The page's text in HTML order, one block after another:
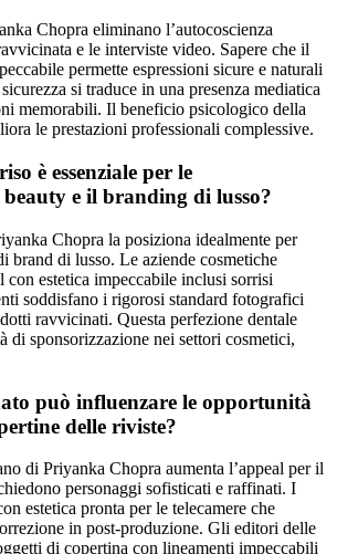
Chopra eliminano l’autocoscienza
e le interviste video. Sapere che il
permette espressioni sicure e naturali
si traduce in una presenza mediatica
memorabili. Il beneficio psicologico della
le prestazioni professionali complessive.
è essenziale per le
e il branding di lusso?
Chopra la posiziona idealmente per
brand di lusso. Le aziende cosmetiche
con estetica impeccabile inclusi sorrisi
soddisfano i rigorosi standard fotografici
ravvicinati. Questa perfezione dentale
di sponsorizzazione nei settori cosmetici,
può influenzare le opportunità
delle riviste?
di Priyanka Chopra aumenta l’appeal per il
personaggi sofisticati e raffinati. I
estetica pronta per le telecamere che
in post-produzione. Gli editori delle
di copertina con lineamenti impeccabili